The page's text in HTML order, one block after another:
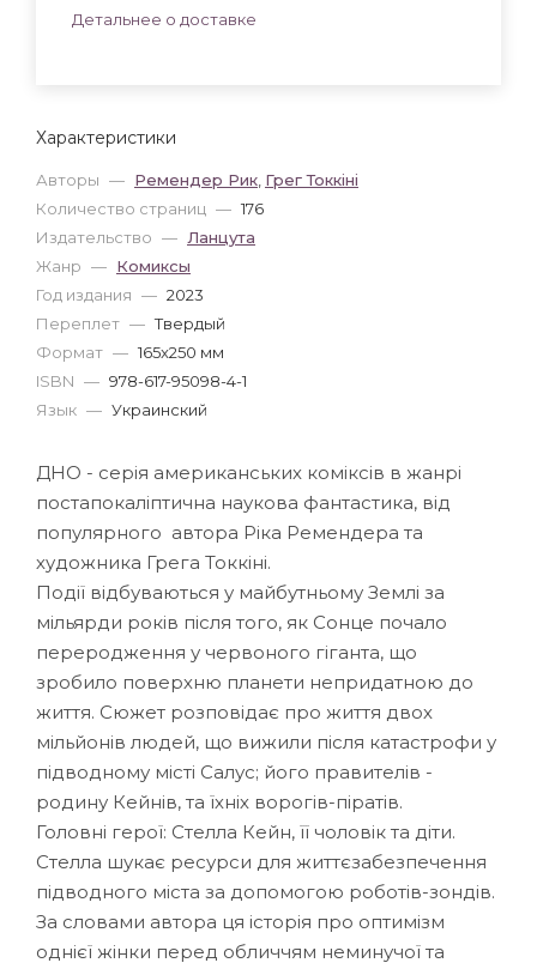
Характеристики
Авторы — Ремендер Рик Грег Токкіні
Количество страниц — 176
Издательство — Ланцута
Жанр — Комиксы
Год издания — 2023
Переплет — Твердый
Формат — 165x250 мм
ISBN — 978-617-95098-4-1
Язык — Украинский
Детальнее о доставке
ДНО - серія американських коміксів в жанрі
постапокаліптична наукова фантастика, від
популярного автора Ріка Ремендера та
художника Грега Токкіні.
Події відбуваються у майбутньому Землі за
мільярди років після того, як Сонце почало
переродження у червоного гіганта, що
зробило поверхню планети непридатною до
життя. Сюжет розповідає про життя двох
мільйонів людей, що вижили після катастрофи у
підводному місті Салус; його правителів -
родину Кейнів, та їхніх ворогів-піратів.
Головні герої: Стелла Кейн, її чоловік та діти.
Стелла шукає ресурси для життєзабезпечення
підводного міста за допомогою роботів-зондів.
За словами автора ця історія про оптимізм
однієї жінки перед обличчям неминучої та